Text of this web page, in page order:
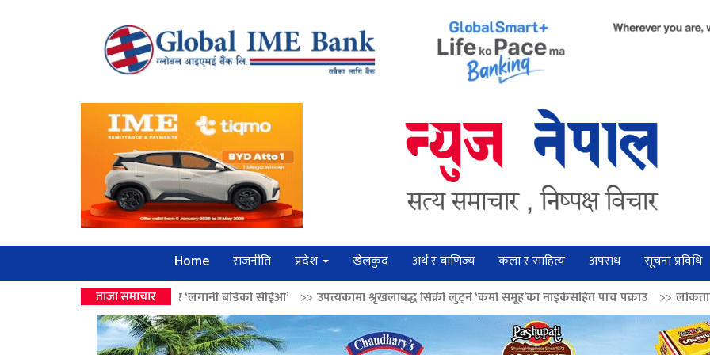
Home राजनीति प्रदेश खेलकुद अर्थ र बाणिज्य कला र साहित्य अपराध सूचना प्रविधि
ताजा समाचार
उपहार ‘लगानी बोर्डको सीईओ’ >>उपत्यकामा श्रृंखलाबद्ध सिक्री लुट्ने ‘कर्मा समूह’का नाइकेसहित पाँच पक्राउ >>लोकतान्त्रिक मूल्य सुदृढ